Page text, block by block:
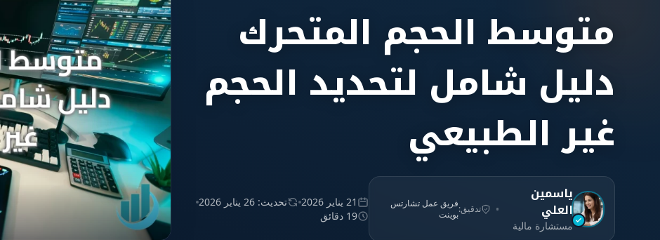
متوسط الحجم المتحرك
دليل شامل لتحديد الحجم
غير الطبيعي
ياسمين
العلي
مستشارة مالية
تدقيق:فريق عمل تشارتس
بوينت
21 يناير 2026
تحديث: 26 يناير 2026
19 دقائق